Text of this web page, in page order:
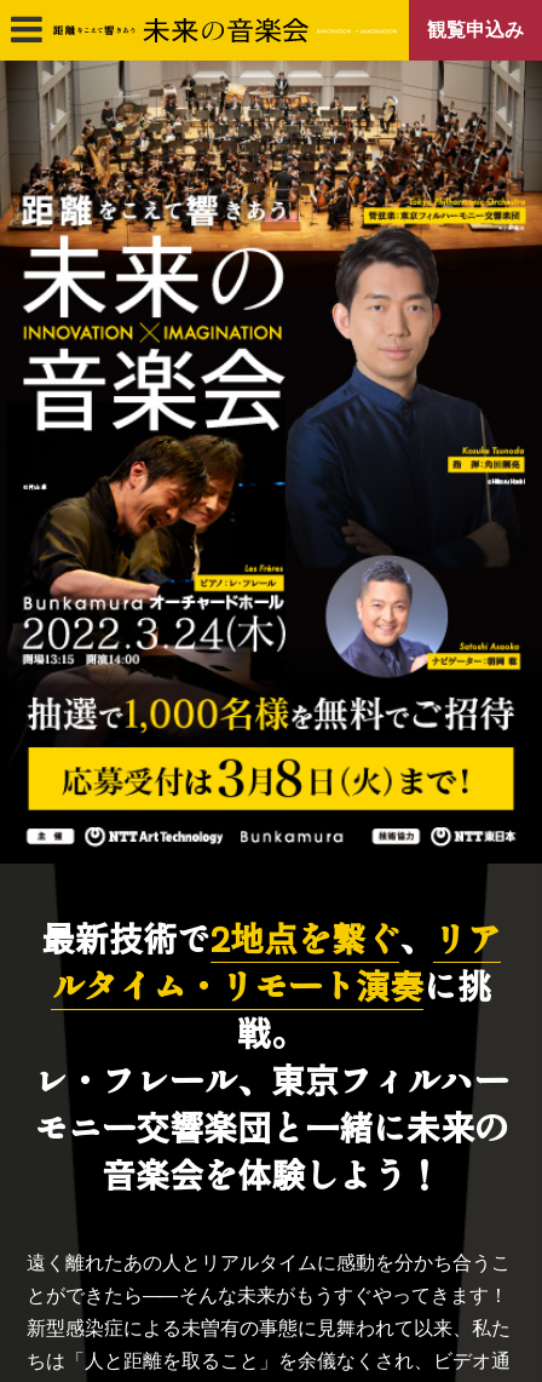
観覧申込み
最新技術で2地点を繋ぐ、 リア
ルタイム・リモート演奏に挑
戦。
レ・フレール、東京フィルハー
モニー交響楽団と一緒に未来の
音楽会を体験しよう！
遠く離れたあの人とリアルタイムに感動を分かち合うこ
とができたら――そんな未来がもうすぐやってきます！
新型感染症による未曽有の事態に見舞われて以来、私た
ちは「人と距離を取ること」を余儀なくされ、ビデオ通